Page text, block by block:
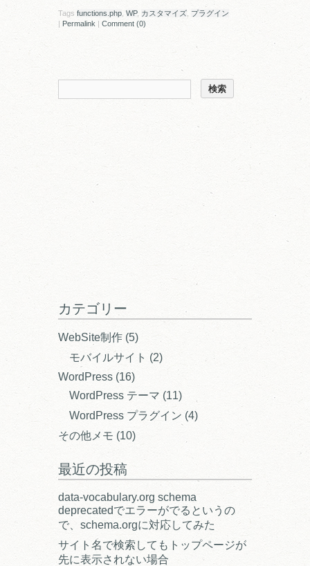
Tags functions.php WP, カスタマイズ プラグイン
| Permalink | Comment (0)
カテゴリー
WebSite制作 (5)
モバイルサイト (2)
WordPress (16)
WordPress テーマ (11)
WordPress プラグイン (4)
その他メモ (10)
最近の投稿
data-vocabulary.org schema
deprecatedでエラーがでるというの
で、schema.orgに対応してみた
サイト名で検索してもトップページが
先に表示されない場合